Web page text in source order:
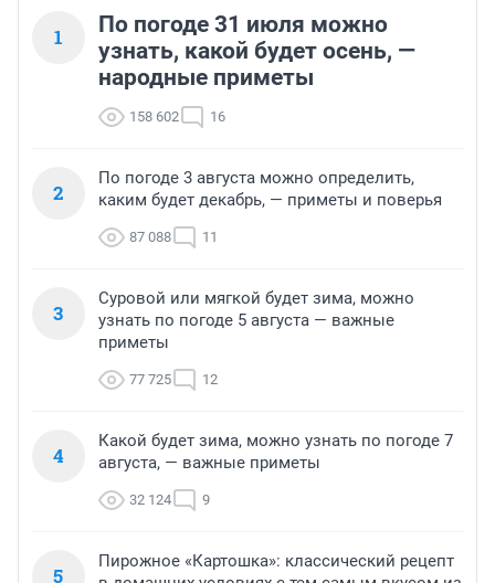
1
По погоде 31 июля можно
узнать, какой будет осень, —
народные приметы
158 602 16
2
По погоде 3 августа можно определить,
каким будет декабрь, — приметы и поверья
87 088 11
3
Суровой или мягкой будет зима, можно
узнать по погоде 5 августа — важные
приметы
77 725 12
4
Какой будет зима, можно узнать по погоде 7
августа, — важные приметы
32 124 9
5
Пирожное «Картошка»: классический рецепт